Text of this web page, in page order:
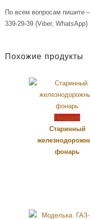
По всем вопросам пишите
339-29-39 (Viber, WhatsApp)
Похожие продукты
Продано
Старинный
фонарь